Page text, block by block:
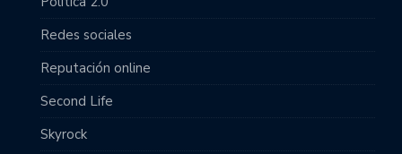
Redes sociales
Reputación online
Second Life
Skyrock